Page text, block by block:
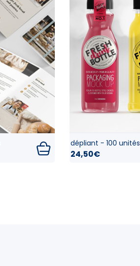
dépliant - 100 unités
24,50€